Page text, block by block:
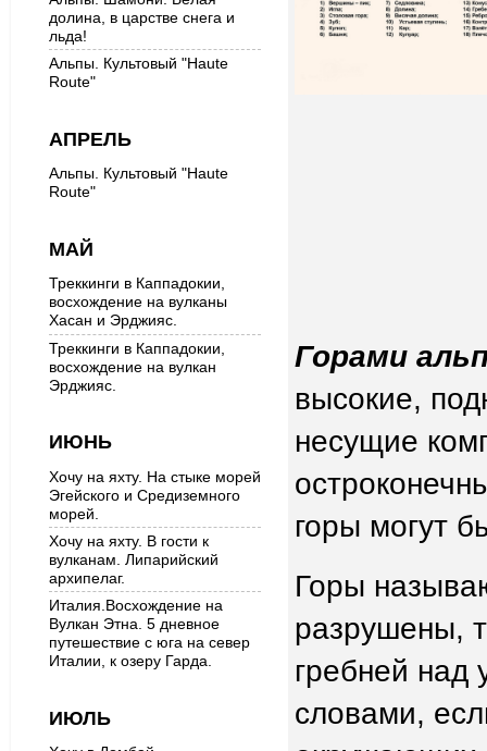
Горами
высокие,
несущие
горы могут
Горы
разрушены,
гребней над
словами,
долина, в царстве снега и
льда!
Альпы. Культовый "Haute
Route"
АПРЕЛЬ
Альпы. Культовый "Haute
Route"
МАЙ
Треккинги в Каппадокии,
восхождение на вулканы
Хасан и Эрджияс.
Треккинги в Каппадокии,
восхождение на вулкан
Эрджияс.
ИЮНЬ
Хочу на яхту. На стыке морей
Эгейского и Средиземного
морей.
Хочу на яхту. В гости к
вулканам. Липарийский
архипелаг.
Италия.Восхождение на
Вулкан Этна. 5 дневное
путешествие с юга на север
Италии, к озеру Гарда.
ИЮЛЬ